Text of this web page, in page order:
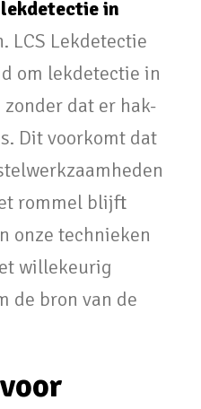
lekdetectie in
LCS Lekdetectie
om lekdetectie in
dat er hak-
Dit voorkomt dat
rommel blijft
onze technieken
willekeurig
de bron van de